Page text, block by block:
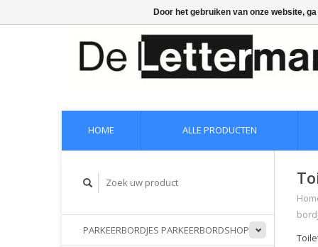
HOME ALLE PRODUCTEN
PARKEERBORDJES PARKEERBORDSHOP
Door het gebruiken van onze website,